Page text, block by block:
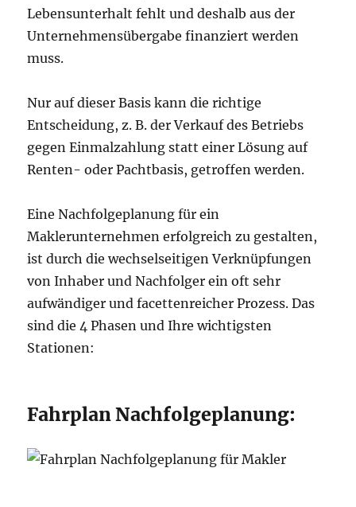
Lebensunterhalt fehlt und deshalb aus der
Unternehmensübergabe finanziert werden
muss.
Nur auf dieser Basis kann die richtige
Entscheidung, z. B. der Verkauf des Betriebs
gegen Einmalzahlung statt einer Lösung auf
Renten- oder Pachtbasis, getroffen werden.
Eine Nachfolgeplanung für ein
Maklerunternehmen erfolgreich zu gestalten,
ist durch die wechselseitigen Verknüpfungen
von Inhaber und Nachfolger ein oft sehr
aufwändiger und facettenreicher Prozess. Das
sind die 4 Phasen und Ihre wichtigsten
Stationen:
Fahrplan Nachfolgeplanung: